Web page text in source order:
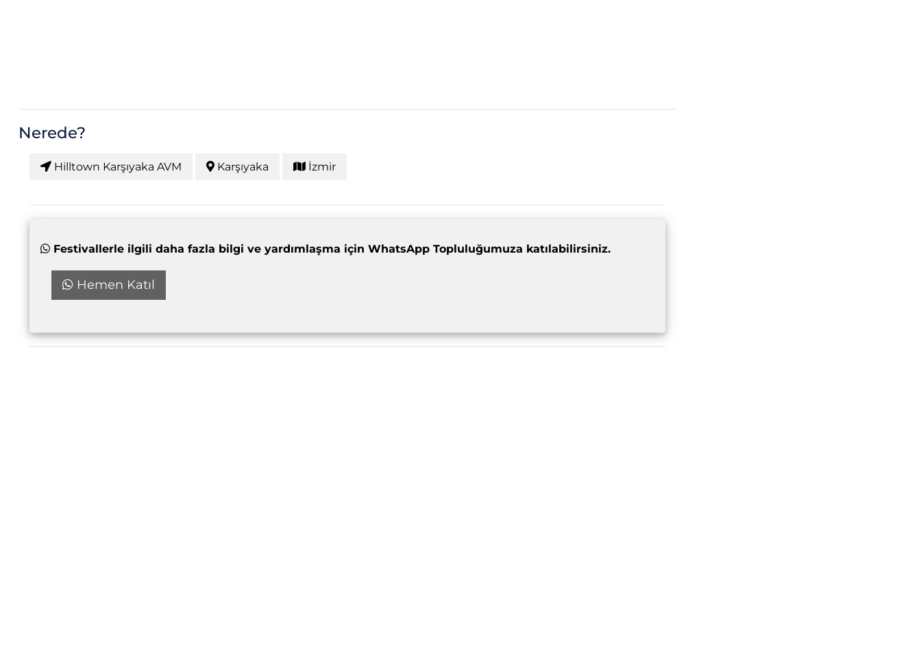
Nerede?
Hilltown Karşıyaka AVM Karşıyaka İzmir
Festivallerle ilgili daha fazla bilgi ve yardımlaşma için WhatsApp Topluluğumuza katılabilirsiniz.
Hemen Katıl